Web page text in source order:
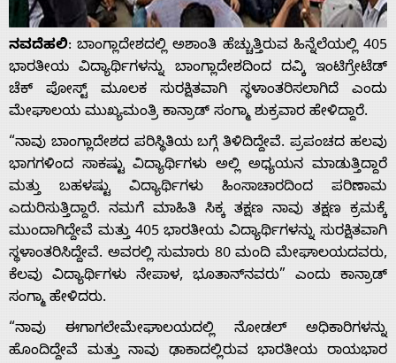
Home
ನವದೆಹಲಿ: ಬಾಂಗ್ಲಾದೇಶದಲ್ಲಿ ಅಶಾಂತಿ ಹೆಚ್ಚುತ್ತಿರುವ ಹಿನ್ನೆಲೆಯಲ್ಲಿ 405
ಭಾರತೀಯ ವಿದ್ಯಾರ್ಥಿಗಳನ್ನು ಬಾಂಗ್ಲಾದೇಶದಿಂದ ದವ್ಕಿ ಇಂಟಿಗ್ರೇಟೆಡ್
ಚೆಕ್ ಪೋಸ್ಟ್ ಮೂಲಕ ಸುರಕ್ಷಿತವಾಗಿ ಸ್ಥಳಾಂತರಿಸಲಾಗಿದೆ ಎಂದು
ಮೇಘಾಲಯ ಮುಖ್ಯಮಂತ್ರಿ ಕಾನ್ರಾಡ್ ಸಂಗ್ಮಾ ಶುಕ್ರವಾರ ಹೇಳಿದ್ದಾರೆ.
“ನಾವು ಬಾಂಗ್ಲಾದೇಶದ ಪರಿಸ್ಥಿತಿಯ ಬಗ್ಗೆ ತಿಳಿದಿದ್ದೇವೆ. ಪ್ರಪಂಚದ ಹಲವು
ಭಾಗಗಳಿಂದ ಸಾಕಷ್ಟು ವಿದ್ಯಾರ್ಥಿಗಳು ಅಲ್ಲಿ ಅಧ್ಯಯನ ಮಾಡುತ್ತಿದ್ದಾರೆ
ಮತ್ತು ಬಹಳಷ್ಟು ವಿದ್ಯಾರ್ಥಿಗಳು ಹಿಂಸಾಚಾರದಿಂದ ಪರಿಣಾಮ
ಎದುರಿಸುತ್ತಿದ್ದಾರೆ. ನಮಗೆ ಮಾಹಿತಿ ಸಿಕ್ಕ ತಕ್ಷಣ ನಾವು ತಕ್ಷಣ ಕ್ರಮಕ್ಕೆ
ಮುಂದಾಗಿದ್ದೇವೆ ಮತ್ತು 405 ಭಾರತೀಯ ವಿದ್ಯಾರ್ಥಿಗಳನ್ನು ಸುರಕ್ಷಿತವಾಗಿ
ಸ್ಥಳಾಂತರಿಸಿದ್ದೇವೆ. ಅವರಲ್ಲಿ ಸುಮಾರು 80 ಮಂದಿ ಮೇಘಾಲಯದವರು,
ಕೆಲವು ವಿದ್ಯಾರ್ಥಿಗಳು ನೇಪಾಳ, ಭೂತಾನ್‌ನವರು” ಎಂದು ಕಾನ್ರಾಡ್
ಸಂಗ್ಮಾ ಹೇಳಿದರು.
“ನಾವು ಈಗಾಗಲೇಮೇಘಾಲಯದಲ್ಲಿ ನೋಡಲ್ ಅಧಿಕಾರಿಗಳನ್ನು
ಹೊಂದಿದ್ದೇವೆ ಮತ್ತು ನಾವು ಢಾಕಾದಲ್ಲಿರುವ ಭಾರತೀಯ ರಾಯಭಾರ